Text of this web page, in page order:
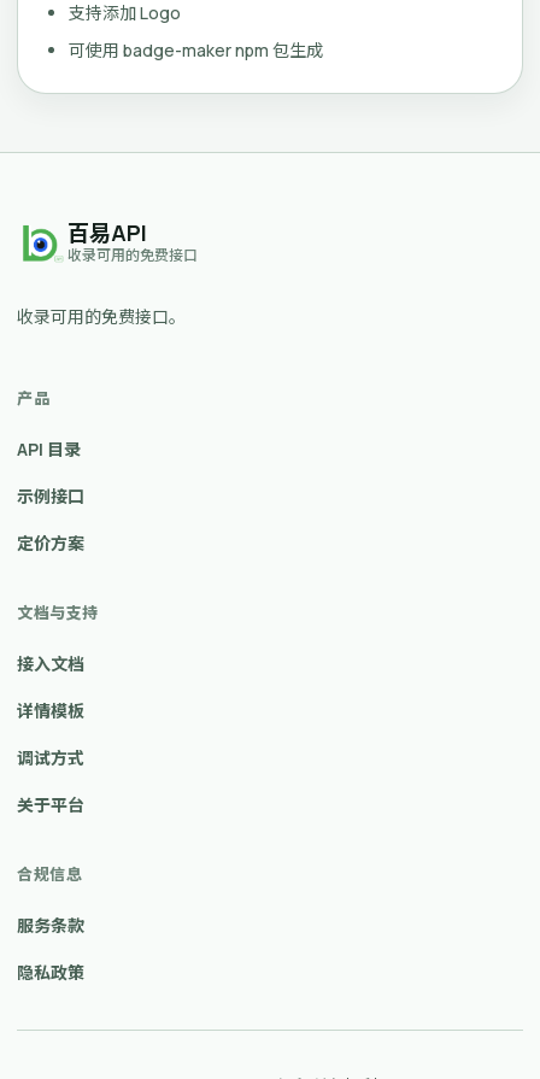
支持添加 Logo
可使用 badge-maker npm 包生成
百易API
收录可用的免费接口
收录可用的免费接口。
产品
API 目录
示例接口
定价方案
文档与支持
接入文档
详情模板
调试方式
关于平台
合规信息
服务条款
隐私政策